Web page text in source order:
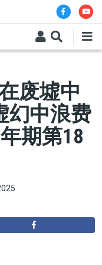
废墟中
幻中浪费
期第18